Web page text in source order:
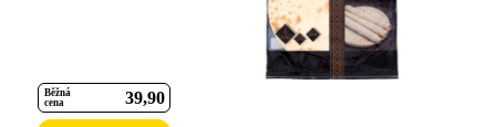
Běžná
cena
39 90